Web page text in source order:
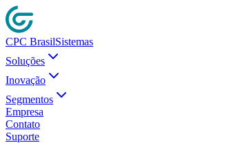
CPC BrasilSistemas
Soluções
Inovação
Segmentos
Empresa
Contato
Suporte